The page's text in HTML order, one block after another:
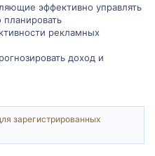
эффективно управлять
рекламных
доход и
зарегистрированных